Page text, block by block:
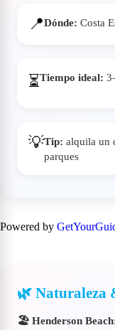
📍Dónde: Costa
⏳Tiempo ideal:
💡Tip: alquila un
parques
Powered by
🌿 Naturaleza
🏖️ Henderson